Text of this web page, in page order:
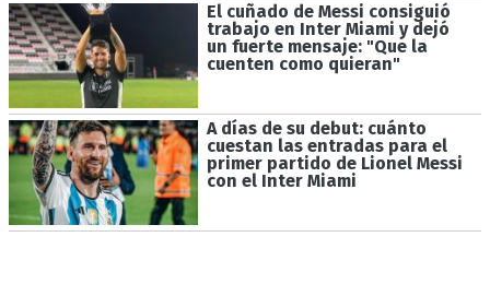
El cuñado de Messi consiguió
trabajo en Inter Miami y dejó
un fuerte mensaje: "Que la
cuenten como quieran"
A días de su debut: cuánto
cuestan las entradas para el
primer partido de Lionel Messi
con el Inter Miami